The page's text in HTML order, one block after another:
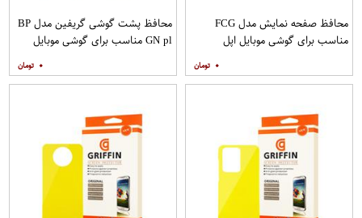
محافظ صفحه نمایش مدل FCG
مناسب برای گوشی موبایل اپل
۰
محافظ پشت گوشی گریفین مدل BP
GN pl مناسب برای گوشی موبایل
۰